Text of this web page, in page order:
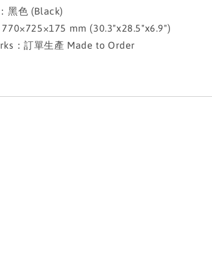
黑色 (Black)
770×725×175 mm (30.3"x28.5"x6.9")
：訂單生產 Made to Order